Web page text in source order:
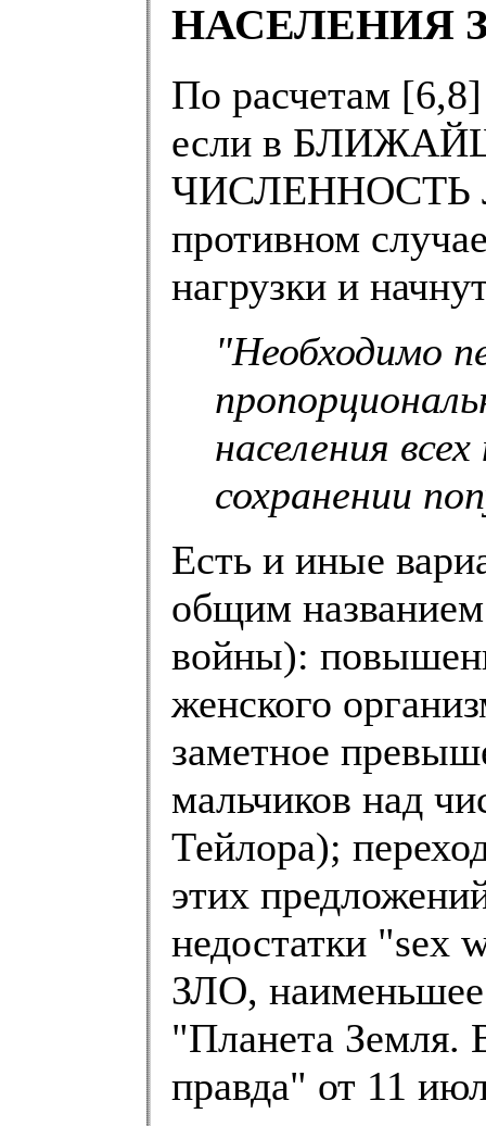
НАСЕЛЕНИЯ
По расчетам [6,8]
если в
ЧИСЛЕННОСТЬ
противном
нагрузки и
"Необходимо
населения
сохранении
Есть и иные
общим
войны):
женского
заметное
мальчиков над
Тейлора);
этих
недостатки "sex
ЗЛО,
"Планета Земля.
правда" от 11